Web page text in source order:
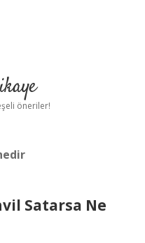
öneriler!
Satarsa Ne